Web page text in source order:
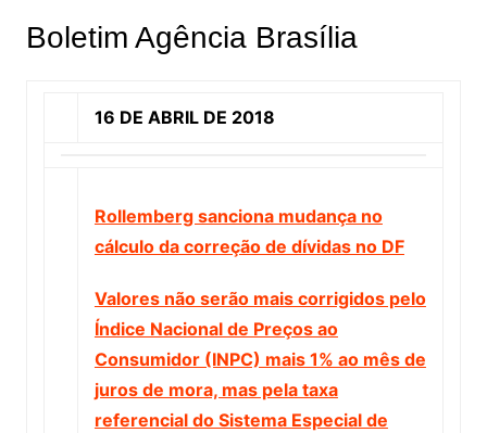
Boletim Agência Brasília
16 DE ABRIL DE 2018
Rollemberg sanciona mudança no
cálculo da correção de dívidas no DF
Valores não serão mais corrigidos pelo
Índice Nacional de Preços ao
Consumidor (INPC) mais 1% ao mês de
juros de mora, mas pela taxa
referencial do Sistema Especial de